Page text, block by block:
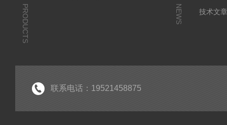
PRODUCTS NEWS
技术文
联系电话：19521458875